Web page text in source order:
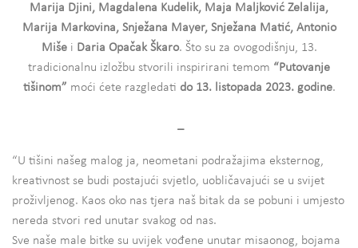
Marija Djini, Magdalena Kudelik, Maja Maljković Zelalija,
Marija Markovina, Snježana Mayer, Snježana Matić, Antonio
Miše i Daria Opačak Škaro. Što su za ovogodišnju, 13.
tradicionalnu izložbu stvorili inspirirani temom “Putovanje
tišinom” moći ćete razgledati do 13. listopada 2023. godine.
“U tišini našeg malog ja, neometani podražajima eksternog,
kreativnost se budi postajući svjetlo, uobličavajući se u svijet
proživljenog. Kaos oko nas tjera naš bitak da se pobuni i umjesto
nereda stvori red unutar svakog od nas.
Sve naše male bitke su uvijek vođene unutar misaonog, bojama